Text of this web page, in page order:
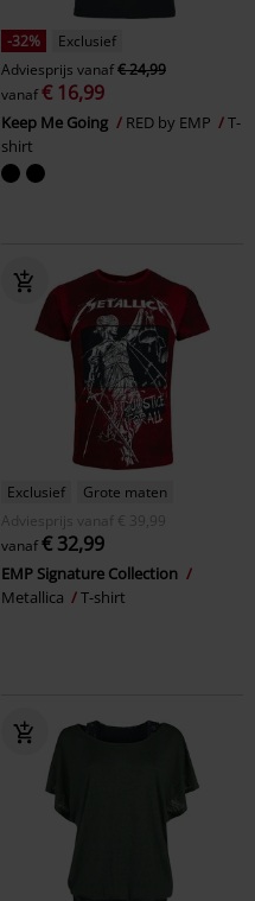
-32%
Exclusief
Adviesprijs vanaf€ 24,99
vanaf€ 16,99
Keep Me Going RED by EMP
T-
shirt
Exclusief
Grote maten
Adviesprijs
vanaf € 39,99
vanaf€ 32,99
EMP Signature Collection
Metallica
T-shirt